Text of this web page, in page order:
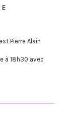
Pierre Alain
à 18h30 avec